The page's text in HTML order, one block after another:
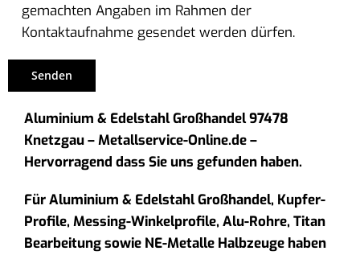
gemachten Angaben im Rahmen der
Kontaktaufnahme gesendet werden dürfen.
Aluminium & Edelstahl Großhandel 97478
Knetzgau – Metallservice-Online.de –
Hervorragend dass Sie uns gefunden haben.
Für Aluminium & Edelstahl Großhandel, Kupfer-
Profile, Messing-Winkelprofile, Alu-Rohre, Titan
Bearbeitung sowie NE-Metalle Halbzeuge haben